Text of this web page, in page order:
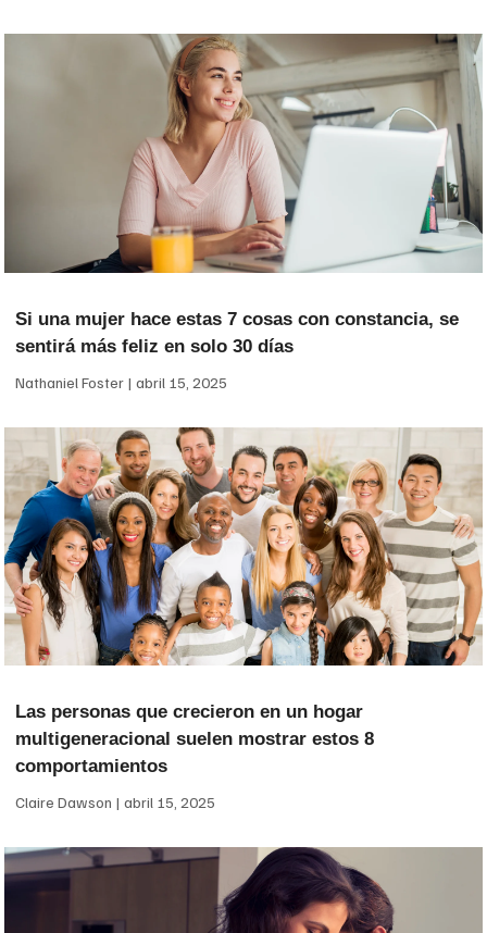
Si una mujer hace estas 7 cosas con constancia, se
sentirá más feliz en solo 30 días
Nathaniel Foster abril 15, 2025
Las personas que crecieron en un hogar
multigeneracional suelen mostrar estos 8
comportamientos
Claire Dawson abril 15, 2025